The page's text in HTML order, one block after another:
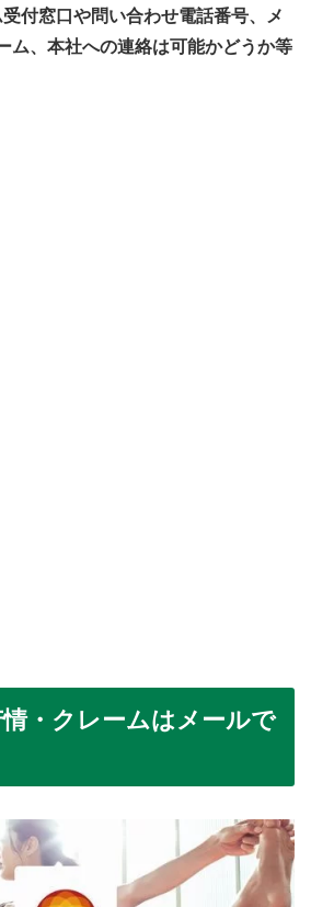
付窓口や問い合わせ電話番号、メ
ム、本社への連絡は可能かどうか等
・クレームはメールで